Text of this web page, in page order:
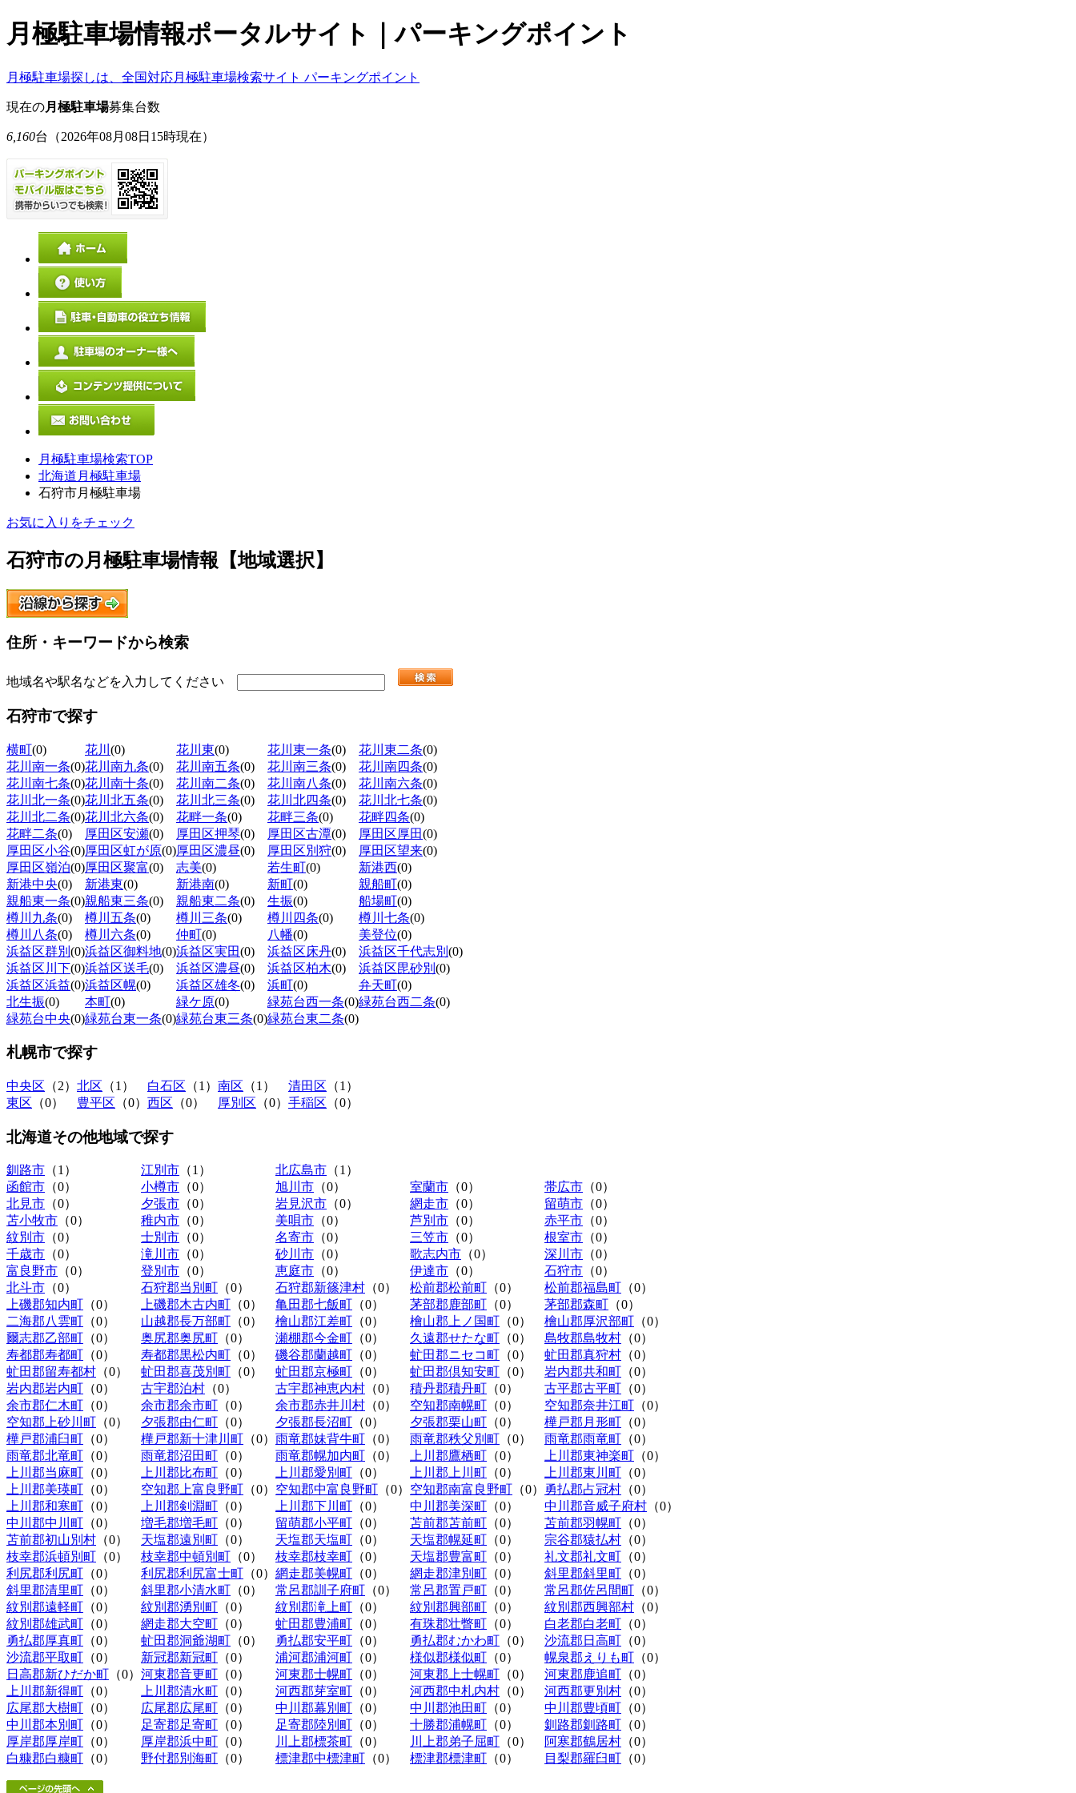
月極駐車場情報ポータルサイト｜パーキングポイント
月極駐車場探しは、全国対応月極駐車場検索サイト パーキングポイント
現在の月極駐車場募集台数
6,160台 （2026年08月08日15時現在）
月極駐車場検索TOP
北海道月極駐車場
石狩市月極駐車場
お気に入りをチェック
石狩市の月極駐車場情報【地域選択】
住所・キーワードから検索
地域名や駅名などを入力してください
石狩市で探す
横町(0) 花川 (0) 花川東(0) 花川東一条(0) 花川東二条(0)
花川南一条(0)花川南九条(0) 花川南五条(0) 花川南三条(0) 花川南四条(0)
花川南七条(0)花川南十条(0) 花川南二条(0) 花川南八条(0) 花川南六条(0)
花川北一条(0)花川北五条(0) 花川北三条(0) 花川北四条(0) 花川北七条(0)
花川北二条(0)花川北六条(0) 花畔一条(0) 花畔三条(0) 花畔四条(0)
花畔二条(0) 厚田区安瀬(0) 厚田区押琴(0) 厚田区古潭(0) 厚田区厚田(0)
厚田区小谷(0)厚田区虹が原(0)厚田区濃昼(0) 厚田区別狩(0) 厚田区望来(0)
厚田区嶺泊(0)厚田区聚富(0) 志美(0) 若生町(0) 新港西(0)
新港中央(0) 新港東(0) 新港南(0) 新町(0) 親船町(0)
親船東一条(0)親船東三条(0) 親船東二条(0) 生振(0) 船場町(0)
樽川九条(0) 樽川五条(0) 樽川三条(0) 樽川四条(0) 樽川七条(0)
樽川八条(0) 樽川六条(0) 仲町(0) 八幡(0) 美登位(0)
浜益区群別 (0)浜益区御料地(0)浜益区実田(0) 浜益区床丹(0) 浜益区千代志別 (0)
浜益区川下(0)浜益区送毛(0) 浜益区濃昼(0) 浜益区柏木(0) 浜益区毘砂別 (0)
浜益区浜益(0)浜益区幌(0) 浜益区雄冬(0) 浜町(0) 弁天町(0)
北生振(0) 本町(0) 緑ケ原(0) 緑苑台西一条(0)緑苑台西二条(0)
緑苑台中央(0)緑苑台東一条(0)緑苑台東三条(0)緑苑台東二条(0)
札幌市で探す
中央区 （2） 北区 （1） 白石区 （1） 南区 （1） 清田区 （1）
東区 （0） 豊平区 （0） 西区 （0） 厚別区 （0） 手稲区 （0）
北海道その他地域で探す
釧路市 （1） 江別市 （1） 北広島市 （1）
函館市 （0） 小樽市 （0） 旭川市 （0） 室蘭市 （0） 帯広市 （0）
北見市 （0） 夕張市 （0） 岩見沢市 （0） 網走市 （0） 留萌市 （0）
苫小牧市 （0） 稚内市 （0） 美唄市 （0） 芦別市 （0） 赤平市 （0）
紋別市 （0） 士別市 （0） 名寄市 （0） 三笠市 （0） 根室市 （0）
千歳市 （0） 滝川市 （0） 砂川市 （0） 歌志内市 （0） 深川市 （0）
富良野市 （0） 登別市 （0） 恵庭市 （0） 伊達市 （0） 石狩市 （0）
北斗市 （0） 石狩郡当別町 （0） 石狩郡新篠津村 （0） 松前郡松前町 （0） 松前郡福島町 （0）
上磯郡知内町 （0） 上磯郡木古内町 （0） 亀田郡七飯町 （0） 茅部郡鹿部町 （0） 茅部郡森町 （0）
二海郡八雲町 （0） 山越郡長万部町 （0） 檜山郡江差町 （0） 檜山郡上ノ国町 （0） 檜山郡厚沢部町 （0）
爾志郡乙部町 （0） 奥尻郡奥尻町 （0） 瀬棚郡今金町 （0） 久遠郡せたな町 （0） 島牧郡島牧村 （0）
寿都郡寿都町 （0） 寿都郡黒松内町 （0） 磯谷郡蘭越町 （0） 虻田郡ニセコ町 （0） 虻田郡真狩村 （0）
虻田郡留寿都村 （0） 虻田郡喜茂別町 （0） 虻田郡京極町 （0） 虻田郡倶知安町 （0） 岩内郡共和町 （0）
岩内郡岩内町 （0） 古宇郡泊村 （0） 古宇郡神恵内村 （0） 積丹郡積丹町 （0） 古平郡古平町 （0）
余市郡仁木町 （0） 余市郡余市町 （0） 余市郡赤井川村 （0） 空知郡南幌町 （0） 空知郡奈井江町 （0）
空知郡上砂川町 （0） 夕張郡由仁町 （0） 夕張郡長沼町 （0） 夕張郡栗山町 （0） 樺戸郡月形町 （0）
樺戸郡浦臼町 （0） 樺戸郡新十津川町 （0） 雨竜郡妹背牛町 （0） 雨竜郡秩父別町 （0） 雨竜郡雨竜町 （0）
雨竜郡北竜町 （0） 雨竜郡沼田町 （0） 雨竜郡幌加内町 （0） 上川郡鷹栖町 （0） 上川郡東神楽町 （0）
上川郡当麻町 （0） 上川郡比布町 （0） 上川郡愛別町 （0） 上川郡上川町 （0） 上川郡東川町 （0）
上川郡美瑛町 （0） 空知郡上富良野町 （0） 空知郡中富良野町 （0） 空知郡南富良野町 （0） 勇払郡占冠村 （0）
上川郡和寒町 （0） 上川郡剣淵町 （0） 上川郡下川町 （0） 中川郡美深町 （0） 中川郡音威子府村 （0）
中川郡中川町 （0） 増毛郡増毛町 （0） 留萌郡小平町 （0） 苫前郡苫前町 （0） 苫前郡羽幌町 （0）
苫前郡初山別村 （0） 天塩郡遠別町 （0） 天塩郡天塩町 （0） 天塩郡幌延町 （0） 宗谷郡猿払村 （0）
枝幸郡浜頓別町 （0） 枝幸郡中頓別町 （0） 枝幸郡枝幸町 （0） 天塩郡豊富町 （0） 礼文郡礼文町 （0）
利尻郡利尻町 （0） 利尻郡利尻富士町 （0） 網走郡美幌町 （0） 網走郡津別町 （0） 斜里郡斜里町 （0）
斜里郡清里町 （0） 斜里郡小清水町 （0） 常呂郡訓子府町 （0） 常呂郡置戸町 （0） 常呂郡佐呂間町 （0）
紋別郡遠軽町 （0） 紋別郡湧別町 （0） 紋別郡滝上町 （0） 紋別郡興部町 （0） 紋別郡西興部村 （0）
紋別郡雄武町 （0） 網走郡大空町 （0） 虻田郡豊浦町 （0） 有珠郡壮瞥町 （0） 白老郡白老町 （0）
勇払郡厚真町 （0） 虻田郡洞爺湖町 （0） 勇払郡安平町 （0） 勇払郡むかわ町 （0） 沙流郡日高町 （0）
沙流郡平取町 （0） 新冠郡新冠町 （0） 浦河郡浦河町 （0） 様似郡様似町 （0） 幌泉郡えりも町 （0）
日高郡新ひだか町 （0） 河東郡音更町 （0） 河東郡士幌町 （0） 河東郡上士幌町 （0） 河東郡鹿追町 （0）
上川郡新得町 （0） 上川郡清水町 （0） 河西郡芽室町 （0） 河西郡中札内村 （0） 河西郡更別村 （0）
広尾郡大樹町 （0） 広尾郡広尾町 （0） 中川郡幕別町 （0） 中川郡池田町 （0） 中川郡豊頃町 （0）
中川郡本別町 （0） 足寄郡足寄町 （0） 足寄郡陸別町 （0） 十勝郡浦幌町 （0） 釧路郡釧路町 （0）
厚岸郡厚岸町 （0） 厚岸郡浜中町 （0） 川上郡標茶町 （0） 川上郡弟子屈町 （0） 阿寒郡鶴居村 （0）
白糠郡白糠町 （0） 野付郡別海町 （0） 標津郡中標津町 （0） 標津郡標津町 （0） 目梨郡羅臼町 （0）